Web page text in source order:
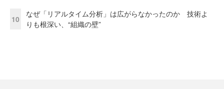
10
なぜ「リアルタイム分析」は広がらなかったのか 技術よ
りも根深い、“組織の壁”